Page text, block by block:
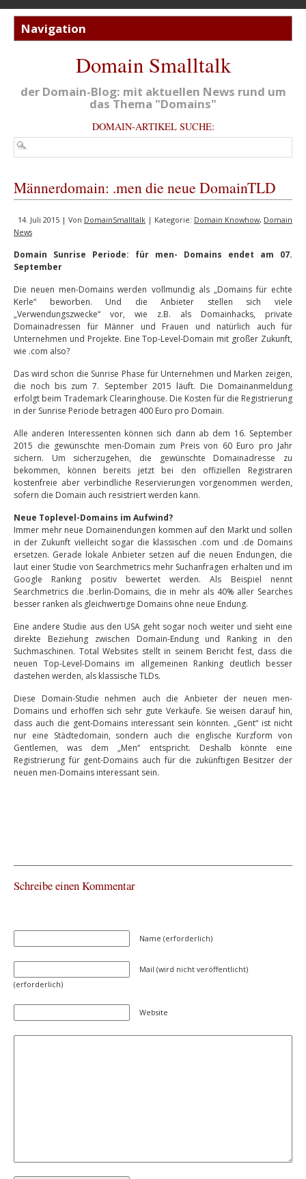
Domain Smalltalk
der Domain-Blog: mit aktuellen News rund um
das Thema "Domains"
DOMAIN-ARTIKEL SUCHE:
Männerdomain: .men die neue DomainTLD
14. Juli 2015 | Von DomainSmalltalk | Kategorie: Domain Knowhow, Domain
News
Domain Sunrise Periode: für men- Domains endet am 07.
September
Die neuen men-Domains werden vollmundig als „Domains für echte
Kerle“ beworben. Und die Anbieter stellen sich viele
„Verwendungszwecke“ vor, wie z.B. als Domainhacks, private
Domainadressen für Männer und Frauen und natürlich auch für
Unternehmen und Projekte. Eine Top-Level-Domain mit großer Zukunft,
wie .com also?
Das wird schon die Sunrise Phase für Unternehmen und Marken zeigen,
die noch bis zum 7. September 2015 läuft. Die Domainanmeldung
erfolgt beim Trademark Clearinghouse. Die Kosten für die Registrierung
in der Sunrise Periode betragen 400 Euro pro Domain.
Alle anderen Interessenten können sich dann ab dem 16. September
2015 die gewünschte men-Domain zum Preis von 60 Euro pro Jahr
sichern. Um sicherzugehen, die gewünschte Domainadresse zu
bekommen, können bereits jetzt bei den offiziellen Registraren
kostenfreie aber verbindliche Reservierungen vorgenommen werden,
sofern die Domain auch resistriert werden kann.
Neue Toplevel-Domains im Aufwind?
Immer mehr neue Domainendungen kommen auf den Markt und sollen
in der Zukunft vielleicht sogar die klassischen .com und .de Domains
ersetzen. Gerade lokale Anbieter setzen auf die neuen Endungen, die
laut einer Studie von Searchmetrics mehr Suchanfragen erhalten und im
Google Ranking positiv bewertet werden. Als Beispiel nennt
Searchmetrics die .berlin-Domains, die in mehr als 40% aller Searches
besser ranken als gleichwertige Domains ohne neue Endung.
Eine andere Studie aus den USA geht sogar noch weiter und sieht eine
direkte Beziehung zwischen Domain-Endung und Ranking in den
Suchmaschinen. Total Websites stellt in seinem Bericht fest, dass die
neuen Top-Level-Domains im allgemeinen Ranking deutlich besser
dastehen werden, als klassische TLDs.
Diese Domain-Studie nehmen auch die Anbieter der neuen men-
Domains und erhoffen sich sehr gute Verkäufe. Sie weisen darauf hin,
dass auch die gent-Domains interessant sein könnten. „Gent“ ist nicht
nur eine Städtedomain, sondern auch die englische Kurzform von
Gentlemen, was dem „Men“ entspricht. Deshalb könnte eine
Registrierung für gent-Domains auch für die zukünftigen Besitzer der
neuen men-Domains interessant sein.
Schreibe einen Kommentar
Name (erforderlich)
Mail (wird nicht veröffentlicht)
(erforderlich)
Website